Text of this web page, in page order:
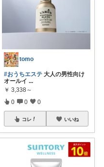
tomo
#おうちエステ 大人の男性向け
オールイ ...
￥ 3,338～
0 0 0
コレ いいね